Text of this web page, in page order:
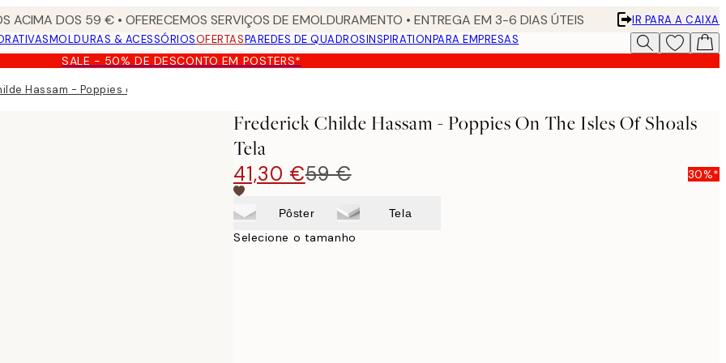
ACIMA DOS 59 € • OFERECEMOS SERVIÇOS DE EMOLDURAMENTO • ENTREGA EM 3-6 DIAS ÚTEIS
IR PARA A CAIXA
MOLDURAS & ACESSÓRIOSOFERTASPAREDES DE QUADROSINSPIRATIONPARA EMPRESAS
SALE - 50% DE DESCONTO EM POSTERS*
Hassam - Poppies on the Isles of Shoals Tela
Frederick Childe Hassam - Poppies On The Isles Of Shoals
Tela
41,30 €59 € 30%*
Pôster Tela
Selecione o tamanho